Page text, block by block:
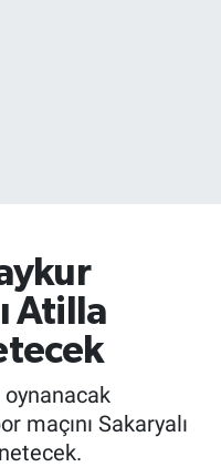
Atilla
maçını Sakaryalı